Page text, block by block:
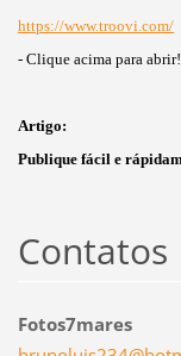
https://www.troovi.com/
- Clique acima para abrir!
Artigo:
Publique fácil e
Contatos
Fotos7mares